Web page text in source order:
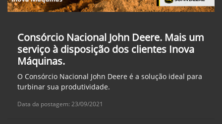
Consórcio Nacional John Deere. Mais um
serviço à disposição dos clientes Inova
Máquinas.
O Consórcio Nacional John Deere é a solução ideal para
turbinar sua produtividade.
Data da postagem: 23/09/2021